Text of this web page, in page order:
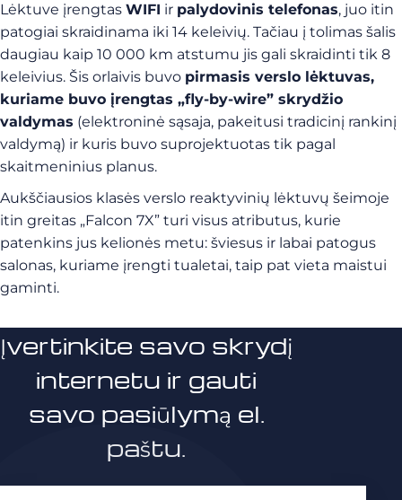
Lėktuve įrengtas WIFI ir palydovinis telefonas, juo itin
patogiai skraidinama iki 14 keleivių. Tačiau į tolimas šalis
daugiau kaip 10 000 km atstumu jis gali skraidinti tik 8
keleivius. Šis orlaivis buvo pirmasis verslo lėktuvas,
kuriame buvo įrengtas „fly-by-wire” skrydžio
valdymas (elektroninė sąsaja, pakeitusi tradicinį rankinį
valdymą) ir kuris buvo suprojektuotas tik pagal
skaitmeninius planus.
Aukščiausios klasės verslo reaktyvinių lėktuvų šeimoje
itin greitas „Falcon 7X” turi visus atributus, kurie
patenkins jus kelionės metu: šviesus ir labai patogus
salonas, kuriame įrengti tualetai, taip pat vieta maistui
gaminti.
Įvertinkite savo skrydį
internetu ir gauti
savo pasiūlymą el.
paštu.